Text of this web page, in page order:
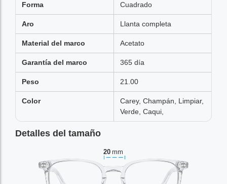
Forma Cuadrado
Aro Llanta completa
Material del marco Acetato
Garantía del marco 365 día
Peso 21.00
Color
Carey, Champán, Limpiar,
Verde, Caqui,
Detalles del tamaño
20 mm